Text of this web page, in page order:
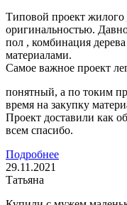
Типовой проект жилого
оригинальностью.
пол , комбинация
материалами.
Самое важное проект
понятный, а по токим
время на закупку
Проект доставили как
всем спасибо.
Подробнее
29.11.2021
Татьяна